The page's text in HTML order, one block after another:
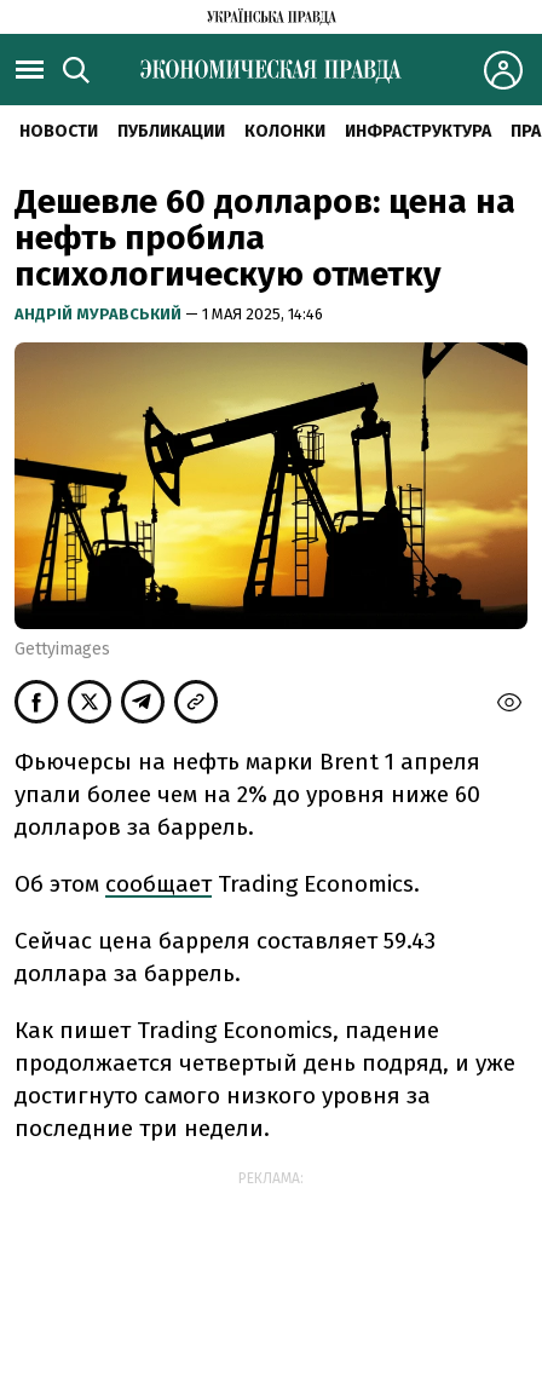
НОВОСТИ ПУБЛИКАЦИИ КОЛОНКИ ИНФРАСТРУКТУРА
Дешевле 60 долларов: цена на
нефть пробила
психологическую отметку
АНДРІЙ МУРАВСЬКИЙ — 1 МАЯ 2025, 14:46
Gettyimages
Фьючерсы на нефть марки Brent 1 апреля
упали более чем на 2% до уровня ниже 60
долларов за баррель.
Об этом сообщает Trading Economics.
Сейчас цена барреля составляет 59.43
доллара за баррель.
Как пишет Trading Economics, падение
продолжается четвертый день подряд, и уже
достигнуто самого низкого уровня за
последние три недели.
РЕКЛАМА: